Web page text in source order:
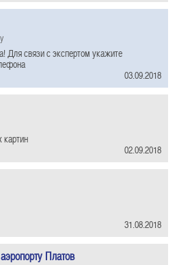
Для связи с экспертом укажите
03.09.2018
картин
02.09.2018
31.08.2018
Платов